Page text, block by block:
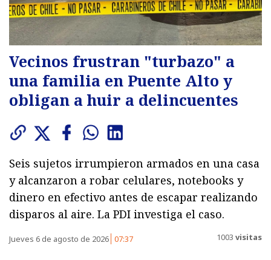
Vecinos frustran "turbazo" a
una familia en Puente Alto y
obligan a huir a delincuentes
Seis sujetos irrumpieron armados en una casa
y alcanzaron a robar celulares, notebooks y
dinero en efectivo antes de escapar realizando
disparos al aire. La PDI investiga el caso.
Jueves 6 de agosto de 2026 07:37 1003 visitas